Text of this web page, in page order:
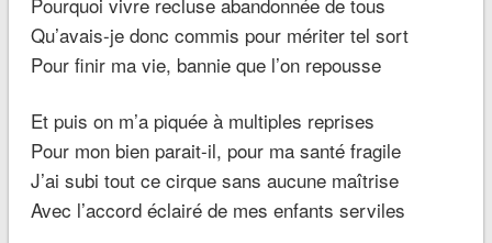
Qu’avais-je donc commis pour mériter tel sort
Pour finir ma vie, bannie que l’on repousse
Et puis on m’a piquée à multiples reprises
Pour mon bien parait-il, pour ma santé fragile
J’ai subi tout ce cirque sans aucune maîtrise
Avec l’accord éclairé de mes enfants serviles